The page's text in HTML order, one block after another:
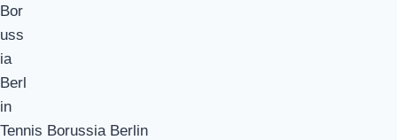
Tennis Borussia Berlin